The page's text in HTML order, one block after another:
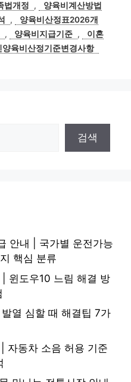
법개정 ,
양육비계산방법
,
양육비산정표2026개
, 양육비지급기준 ,
이혼
양육비산정기준변경사항
검색
안내 | 국가별 운전가능
핵심 분류
윈도우10 느림 해결 방
열 심할 때 해결팁 7가
자동차 소음 허용 기준